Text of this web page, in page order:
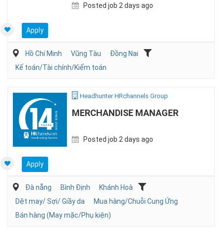
Posted job 2 days ago
Apply
Hồ Chí Minh Vũng Tàu
Đồng Nai
Kế toán/Tài chính/Kiểm toán
Headhunter HRchannels Group
MERCHANDISE MANAGER
Posted job 2 days ago
Apply
Đà nẵng Bình Định
Khánh Hoà
Dệt may/ Sợi/ Giầy da
Mua hàng/Chuỗi Cung Ứng
Bán hàng (May mặc/Phụ kiện)